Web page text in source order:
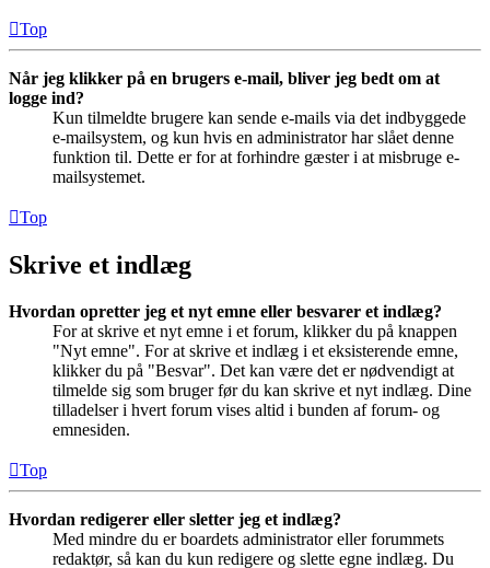
Top
Når jeg klikker på en brugers e-mail, bliver jeg bedt om at
logge ind?
Kun tilmeldte brugere kan sende e-mails via det indbyggede
e-mailsystem, og kun hvis en administrator har slået denne
funktion til. Dette er for at forhindre gæster i at misbruge e-
mailsystemet.
Top
Skrive et indlæg
Hvordan opretter jeg et nyt emne eller besvarer et indlæg?
For at skrive et nyt emne i et forum, klikker du på knappen
"Nyt emne". For at skrive et indlæg i et eksisterende emne,
klikker du på "Besvar". Det kan være det er nødvendigt at
tilmelde sig som bruger før du kan skrive et nyt indlæg. Dine
tilladelser i hvert forum vises altid i bunden af forum- og
emnesiden.
Top
Hvordan redigerer eller sletter jeg et indlæg?
Med mindre du er boardets administrator eller forummets
redaktør, så kan du kun redigere og slette egne indlæg. Du